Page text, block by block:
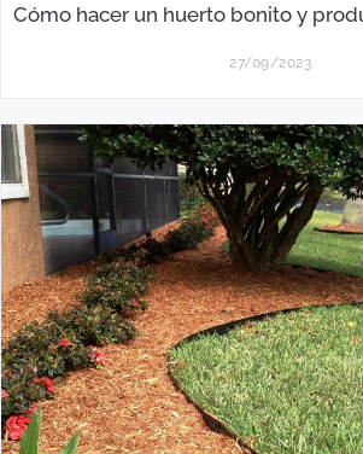
Cómo hacer un huerto bonito y
27/09/2023